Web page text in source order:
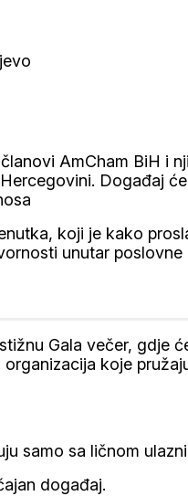
AmCham BiH i
Događaj
koji je kako
unutar poslovne
Gala večer, gdje
koje
samo sa ličnom
događaj.